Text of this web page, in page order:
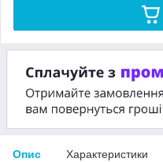
Опис Характеристики